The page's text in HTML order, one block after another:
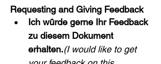
Requesting and Giving Feedback
Ich würde gerne Ihr Feedback
zu diesem Dokument
erhalten.(I would like to get